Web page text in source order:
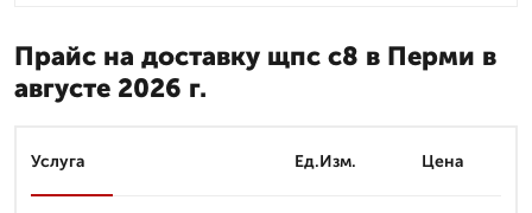
Прайс на доставку щпс с8 в Перми в
августе 2026 г.
Услуга Ед.Изм. Цена